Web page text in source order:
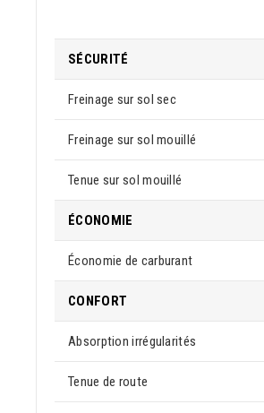
SÉCURITÉ
Freinage sur sol sec
Freinage sur sol mouillé
Tenue sur sol mouillé
ÉCONOMIE
Économie de carburant
CONFORT
Absorption irrégularités
Tenue de route